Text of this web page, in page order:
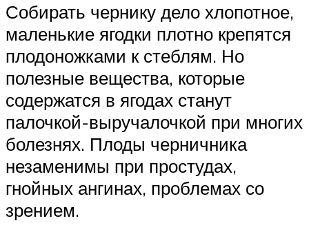
Собирать чернику дело хлопотное,
маленькие ягодки плотно крепятся
плодоножками к стеблям. Но
полезные вещества, которые
содержатся в ягодах станут
палочкой-выручалочкой при многих
болезнях. Плоды черничника
незаменимы при простудах,
гнойных ангинах, проблемах со
зрением.